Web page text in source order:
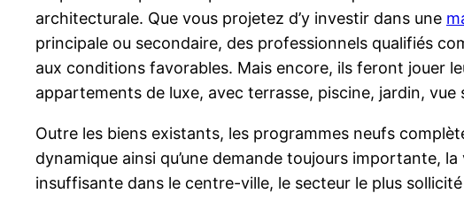
architecturale. Que vous projetez d’y investir dans une
principale ou secondaire, des professionnels qualifiés
aux conditions favorables. Mais encore, ils feront jouer
appartements de luxe, avec terrasse, piscine, jardin,
Outre les biens existants, les programmes neufs
dynamique ainsi qu’une demande toujours importante,
insuffisante dans le centre-ville, le secteur le plus